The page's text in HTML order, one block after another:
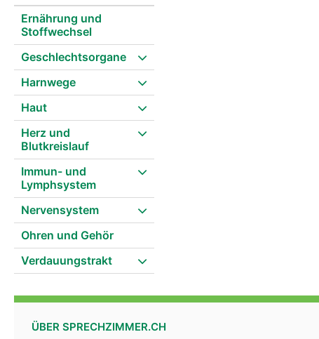
Ernährung und
Stoffwechsel
Geschlechtsorgane
Harnwege
Haut
Herz und
Blutkreislauf
Immun- und
Lymphsystem
Nervensystem
Ohren und Gehör
Verdauungstrakt
ÜBER SPRECHZIMMER.CH